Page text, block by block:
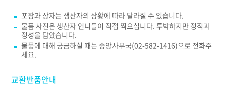
포장과 상자는 생산자의 상황에 따라 달라질 수 있습니다.
물품 사진은 생산자 언니들이 직접 찍으십니다. 투박하지만 정직과
정성을 담았습니다.
물품에 대해 궁금하실 때는 중앙사무국(02-582-1416)으로 전화주
세요.
교환반품안내